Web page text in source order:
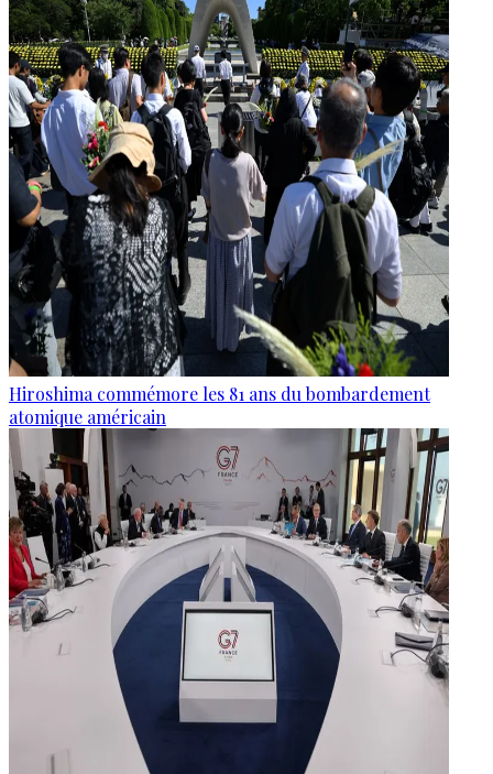
Hiroshima commémore les 81 ans du bombardement
atomique américain